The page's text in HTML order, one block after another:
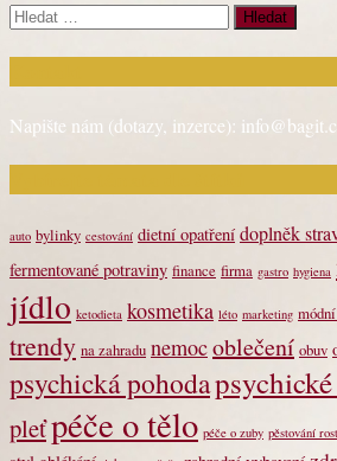
Vyhledávání
Napište nám (dotazy, inzerce):
auto bylinky cestování dietní opatření doplněk
fermentované potraviny finance firma gastro hygiena
jídlo ketodieta kosmetika léto marketing
trendy na zahradu nemocoblečení obuv
psychická pohoda
pleťpéče o tělo péče o zuby pěstování